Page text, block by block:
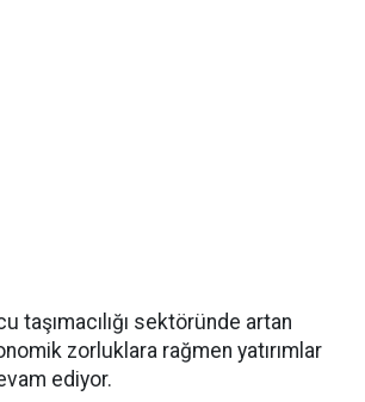
taşımacılığı sektöründe artan
zorluklara rağmen yatırımlar
ediyor.